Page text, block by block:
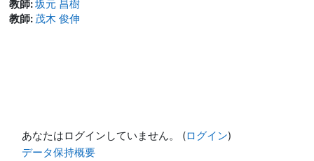
教師:坂元 昌樹
教師: 茂木 俊伸
あなたはログインしていません。 (ログイン)
データ保持概要